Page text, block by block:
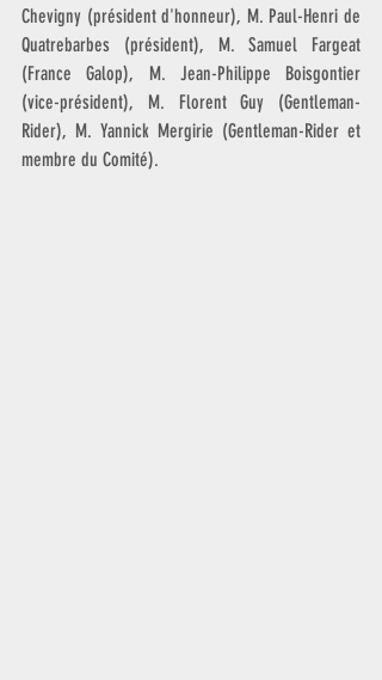
Chevigny (président d'honneur), M. Paul-Henri de
Quatrebarbes (président), M. Samuel Fargeat
(France Galop), M. Jean-Philippe Boisgontier
(vice-président), M. Florent Guy (Gentleman-
Rider), M. Yannick Mergirie (Gentleman-Rider et
membre du Comité).